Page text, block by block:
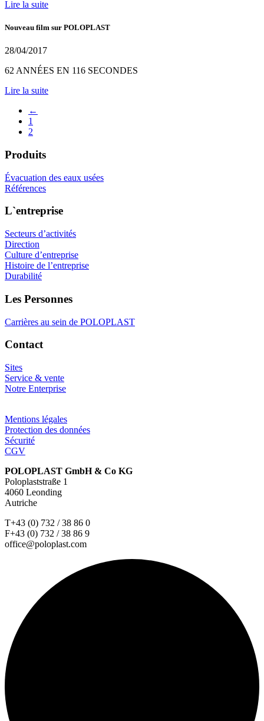
Lire la suite
Nouveau film sur POLOPLAST
28/04/2017
62 ANNÉES EN 116 SECONDES
Lire la suite
←
1
2
Produits
Évacuation des eaux usées
Références
L`entreprise
Secteurs d’activités
Direction
Culture d’entreprise
Histoire de l’entreprise
Durabilité
Les Personnes
Carrières au sein de POLOPLAST
Contact
Sites
Service & vente
Notre Enterprise
Mentions légales
Protection des données
Sécurité
CGV
POLOPLAST GmbH & Co KG
Poloplaststraße 1
4060 Leonding
Autriche
T+43 (0) 732 / 38 86 0
F+43 (0) 732 / 38 86 9
office@poloplast.com